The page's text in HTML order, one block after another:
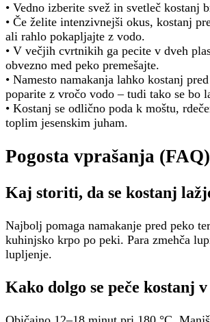
• Vedno izberite svež in svetleč kostanj
• Če želite intenzivnejši okus, kostanj
ali rahlo pokapljajte z vodo.
• V večjih cvrtnikih ga pecite v dveh
obvezno med peko premešajte.
• Namesto namakanja lahko kostanj
poparite z vročo vodo – tudi tako se bo
• Kostanj se odlično poda k moštu,
toplim jesenskim juham.
Pogosta vprašanja (FAQ)
Kaj storiti, da se kostanj
Najbolj pomaga namakanje pred peko
kuhinjsko krpo po peki. Para zmehča
lupljenje.
Kako dolgo se peče kostanj